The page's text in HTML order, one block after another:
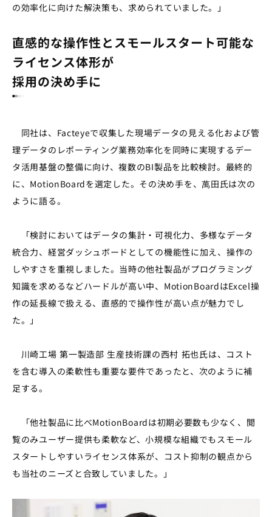
の効率化に向けた解決策も、求められていました。」
直感的な操作性とスモールスタート可能な
ライセンス体形が
採用の決め手に
同社は、Facteyeで収集した現場データの見える化および管
理データのレポーティング業務効率化を同時に実現するデー
タ活用基盤の整備に向け、複数のBI製品を比較検討。最終的
に、MotionBoardを選定した。その決め手を、萬田氏は次の
ように語る。
「検討においてはデータの集計・可視化力、多様なデータ
統合力、経営ダッシュボードとしての機能性に加え、操作の
しやすさを重視しました。当時の他社製品がプログラミング
知識を求めるなどハードルが高い中、MotionBoardはExcel操
作の延長線で扱える、直感的で操作性が高い点が魅力でし
た。」
川崎工場 第一製造部 生産技術課の西村 拓也氏は、コスト
を含む導入の柔軟性も重要な要件であったと、次のように補
足する。
「他社製品に比べMotionBoardは初期必要数も少なく、閲
覧のみユーザー提供も柔軟など、小規模な組織でもスモール
スタートしやすいライセンス体系が、コスト抑制の観点から
も当社のニーズと合致していました。」